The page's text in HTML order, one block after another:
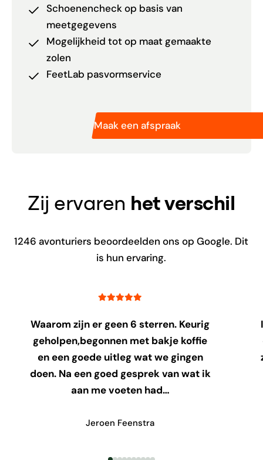
Schoenencheck op basis van
meetgegevens
Mogelijkheid tot op maat gemaakte
zolen
FeetLab pasvormservice
Maak een afspraak
Zij ervaren het verschil
1246 avonturiers beoordeelden ons op Google. Dit
is hun ervaring.
Waarom zijn er geen 6 sterren. Keurig
geholpen,begonnen met bakje koffie
en een goede uitleg wat we gingen
doen. Na een goed gesprek van wat ik
aan me voeten had…
Jeroen Feenstra